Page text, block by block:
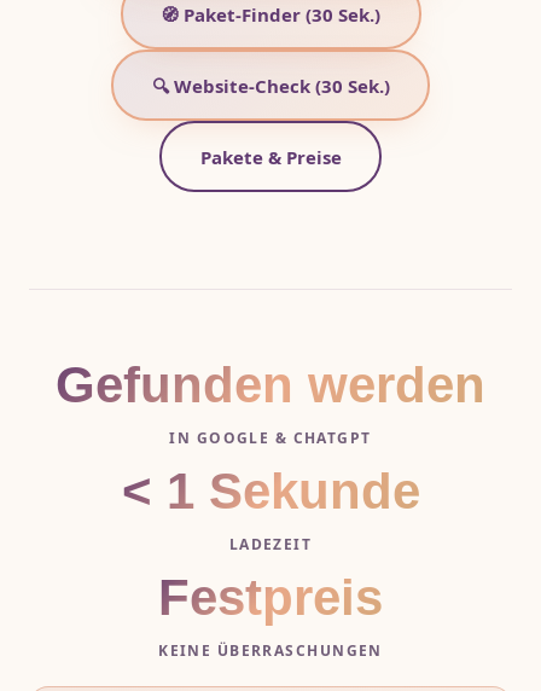
🧭 Paket-Finder (30 Sek.)
🔍 Website-Check (30 Sek.)
Pakete & Preise
Gefunden werden
IN GOOGLE & CHATGPT
< 1 Sekunde
LADEZEIT
Festpreis
KEINE ÜBERRASCHUNGEN